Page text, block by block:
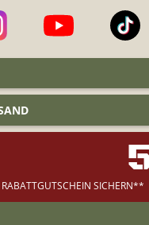
SICHERN**